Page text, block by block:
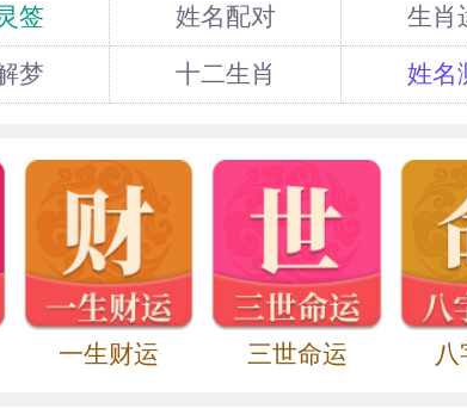
年最不宜佩戴的是粉水晶。因为属
异性缘一直都比较好，很容易得到
于已婚人士，在粉水晶的作用之下
叛婚姻感情的事情，给自己的婚
的属猴人，在2021年可随身佩戴一
祥物来期盼提升姻缘运，吸引正缘
签 姓名配对
生肖
梦 十二生肖 姓名
一生财运 三世命运 八